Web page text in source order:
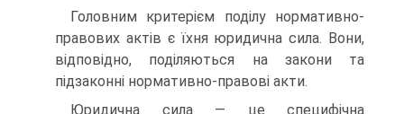
Головним критерієм поділу нормативно-
правових актів є їхня юридична сила. Вони,
відповідно, поділяються на закони та
підзаконні нормативно-правові акти.
Юридична сила — це специфічна